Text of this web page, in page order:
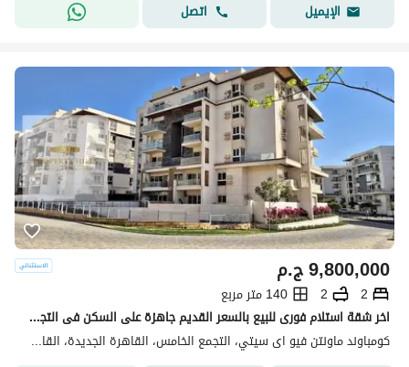
الإيميل
اتصل
ج.م9,800,000
2
2
140 متر مربع
اخر شقة استلام فورى للبيع بالسعر القديم جاهزة على السكن فى التجمع الخامس بالقرب من اهم المحاور الرئيسية
كومباوند ماونتن فيو اى سيتي، التجمع الخامس، القاهرة الجديدة، القاهرة